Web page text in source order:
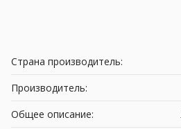
Страна производитель:
Производитель:
Общее описание: